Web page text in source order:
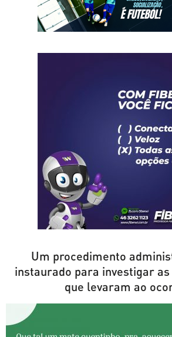
Um procedimento
instaurado para investigar
que levaram ao